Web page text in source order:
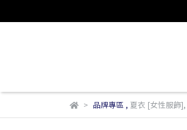
品牌專區 , 夏衣 [女性服飾],